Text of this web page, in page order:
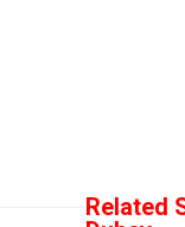
Related